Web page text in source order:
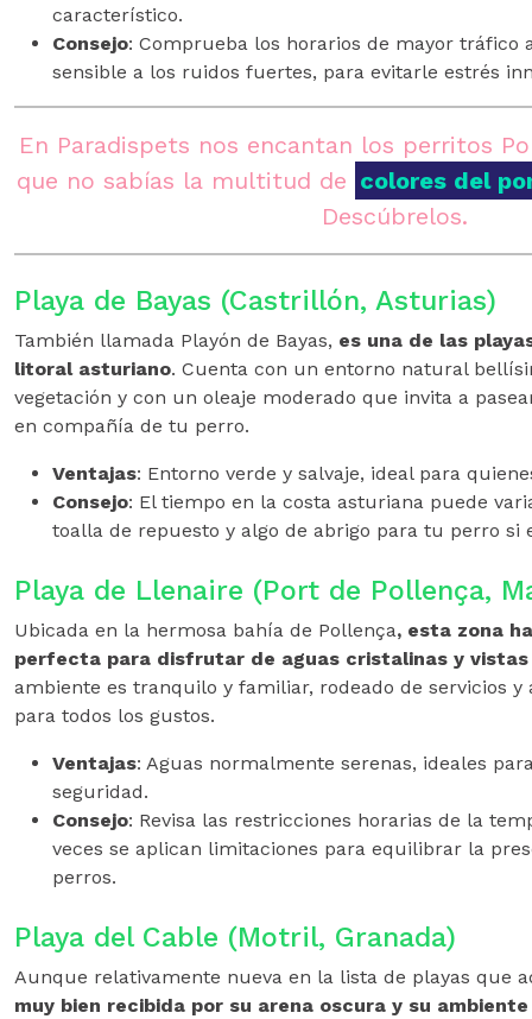
característico.
Consejo: Comprueba los horarios de mayor tráfico
sensible a los ruidos fuertes, para evitarle estrés
En Paradispets nos encantan los perritos
que no sabías la multitud de colores del
Descúbrelos.
Playa de Bayas (Castrillón, Asturias)
También llamada Playón de Bayas, es una de las
litoral asturiano. Cuenta con un entorno natural
vegetación y con un oleaje moderado que invita a
en compañía de tu perro.
Ventajas: Entorno verde y salvaje, ideal para
Consejo: El tiempo en la costa asturiana puede
toalla de repuesto y algo de abrigo para tu perro si
Playa de Llenaire (Port de Pollença,
Ubicada en la hermosa bahía de Pollença, esta zona
perfecta para disfrutar de aguas cristalinas y vistas
ambiente es tranquilo y familiar, rodeado de servicios
para todos los gustos.
Ventajas: Aguas normalmente serenas, ideales
seguridad.
Consejo: Revisa las restricciones horarias de la
veces se aplican limitaciones para equilibrar la
perros.
Playa del Cable (Motril, Granada)
Aunque relativamente nueva en la lista de playas que
muy bien recibida por su arena oscura y su